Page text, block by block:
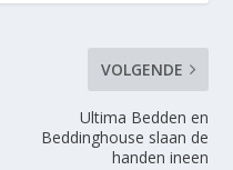
VOLGENDE
Ultima Bedden en
Beddinghouse slaan de
handen ineen